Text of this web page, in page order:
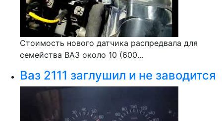
Стоимость нового датчика распредвала для
семейства ВАЗ около 10 (600...
Ваз 2111 заглушил и не заводится